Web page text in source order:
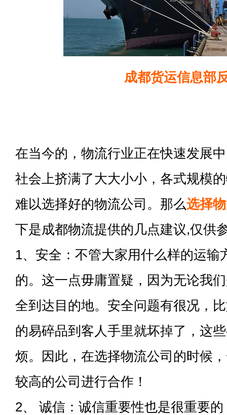
成都货运信息部
在当今的，物流行业正在快速发展
社会上挤满了大大小小，各式规模
难以选择好的物流公司。那么选择
下是成都物流提供的几点建议,仅供
1、安全：不管大家用什么样的运输
的。这一点毋庸置疑，因为无论我
全到达目的地。安全问题有很况，
的易碎品到客人手里就坏掉了，这
烦。因此，在选择物流公司的时候
较高的公司进行合作！
2、 诚信：诚信重要性也是很重要